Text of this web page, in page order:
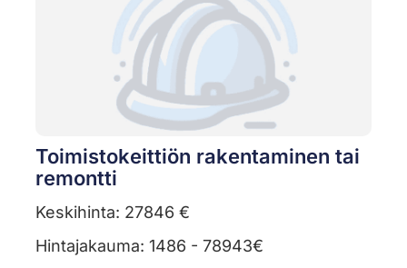
Toimistokeittiön rakentaminen tai
remontti
Keskihinta: 27846 €
Hintajakauma: 1486 - 78943€